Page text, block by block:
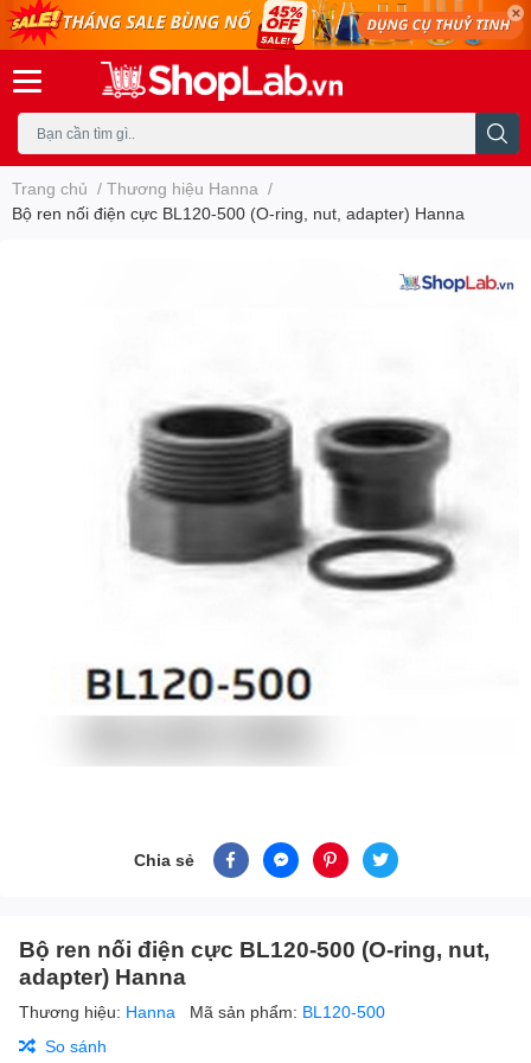
Trang chủ / Thương hiệu Hanna /
Bộ ren nối điện cực BL120-500 (O-ring, nut, adapter) Hanna
Chia sẻ
Bộ ren nối điện cực BL120-500 (O-ring, nut,
adapter) Hanna
Thương hiệu: Hanna Mã sản phẩm: BL120-500
So sánh